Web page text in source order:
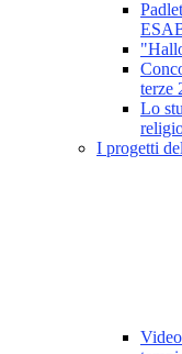
terze
Lo
I progetti